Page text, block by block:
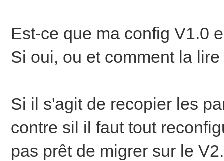
Est-ce que ma config V1.0
Si oui, ou et comment la lire
Si il s'agit de recopier les
contre sil il faut tout
pas prêt de migrer sur le